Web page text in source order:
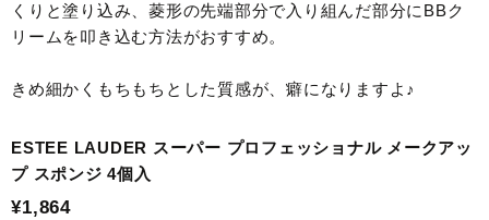
くりと塗り込み、菱形の先端部分で入り組んだ部分にBBク
リームを叩き込む方法がおすすめ。
きめ細かくもちもちとした質感が、癖になりますよ♪
ESTEE LAUDER スーパー プロフェッショナル メークアッ
プ スポンジ 4個入
¥1,864